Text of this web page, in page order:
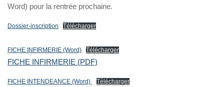
Word) pour la rentrée prochaine.
Dossier-inscription Télécharger
FICHE INFIRMERIE (Word) Télécharger
FICHE INFIRMERIE (PDF)
FICHE INTENDEANCE (Word) Télécharger